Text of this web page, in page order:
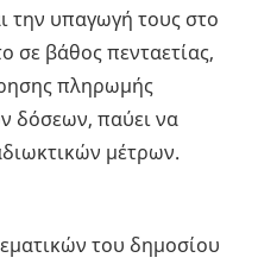
την υπαγωγή τους στο
σε βάθος πενταετίας,
πληρωμής
δόσεων, παύει να
μέτρων.
του δημοσίου